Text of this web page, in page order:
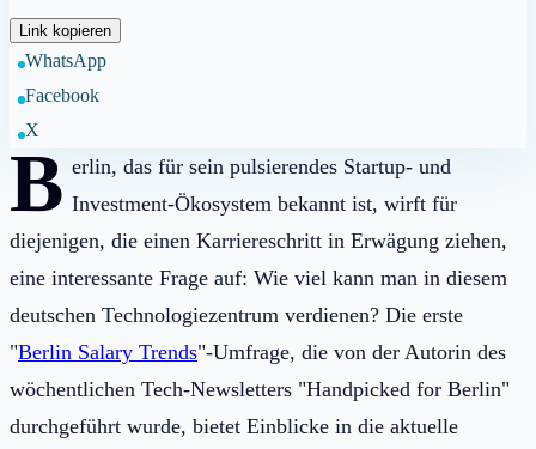
Link kopieren
WhatsApp
Facebook
X
B erlin, das für sein pulsierendes Startup- und
Investment-Ökosystem bekannt ist, wirft für
diejenigen, die einen Karriereschritt in Erwägung ziehen,
eine interessante Frage auf: Wie viel kann man in diesem
deutschen Technologiezentrum verdienen? Die erste
"Berlin Salary Trends"-Umfrage, die von der Autorin des
wöchentlichen Tech-Newsletters "Handpicked for Berlin"
durchgeführt wurde, bietet Einblicke in die aktuelle